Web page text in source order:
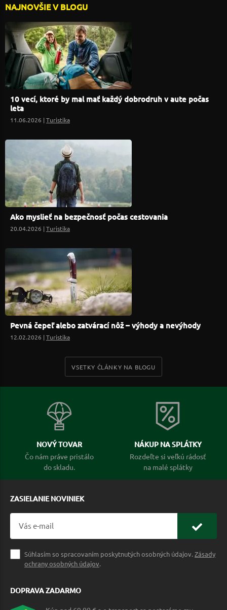
NAJNOVŠIE V BLOGU
10 vecí, ktoré by mal mať každý dobrodruh v aute počas
leta
11.06.2026 |Turistika
Ako myslieť na bezpečnosť počas cestovania
20.04.2026 |Turistika
Pevná čepeľ alebo zatvárací nôž – výhody a nevýhody
12.02.2026 |Turistika
VSETKY ČLÁNKY NA BLOGU
NOVÝ TOVAR
Čo nám práve pristálo
do skladu.
NÁKUP NA SPLÁTKY
Rozdeľte si veľkú rádosť
na malé splátky
ZASIELANIE NOVINIEK
Súhlasím so spracovaním poskytnutých osobných údajov.Zásady
ochrany osobných údajov.
DOPRAVA ZADARMO